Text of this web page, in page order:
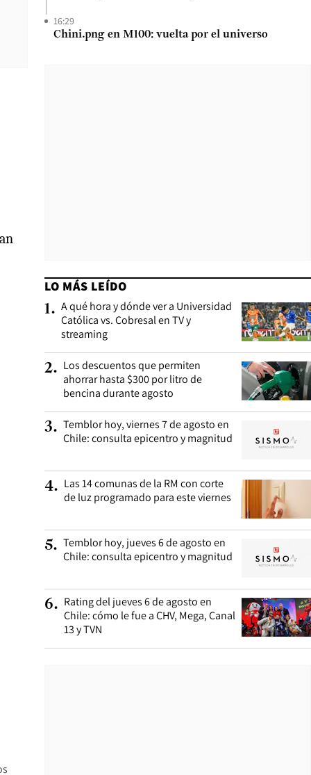
16:29
Chini.png en M100: vuelta por el universo
LO MÁS LEÍDO
1. A qué hora y dónde ver a Universidad
Católica vs. Cobresal en TV y
streaming
2. Los descuentos que permiten
ahorrar hasta $300 por litro de
bencina durante agosto
3. Temblor hoy, viernes 7 de agosto en
Chile: consulta epicentro y magnitud
4. Las 14 comunas de la RM con corte
de luz programado para este viernes
5. Temblor hoy, jueves 6 de agosto en
Chile: consulta epicentro y magnitud
6. Rating del jueves 6 de agosto en
Chile: cómo le fue a CHV, Mega, Canal
13 y TVN